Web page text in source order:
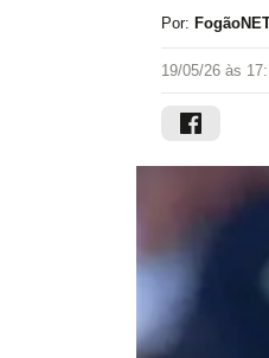
Por:
19/05/26 às